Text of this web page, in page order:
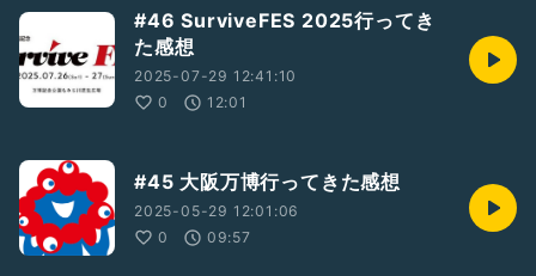
#46 SurviveFES 2025行ってき
た感想
2025-07-29 12:41:10
0
12:01
#45 大阪万博行ってきた感想
2025-05-29 12:01:06
0
09:57